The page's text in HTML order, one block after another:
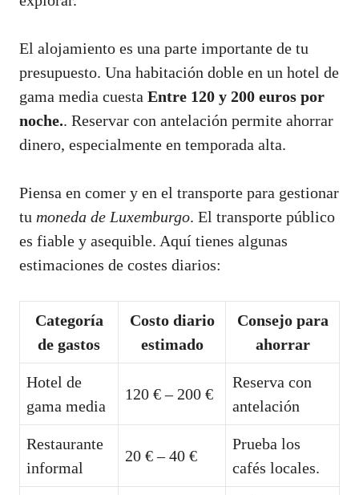
El alojamiento es una parte importante de tu
presupuesto. Una habitación doble en un hotel de
gama media cuesta Entre 120 y 200 euros por
noche.. Reservar con antelación permite ahorrar
dinero, especialmente en temporada alta.
Piensa en comer y en el transporte para gestionar
tu moneda de Luxemburgo. El transporte público
es fiable y asequible. Aquí tienes algunas
estimaciones de costes diarios:
Categoría
de gastos
Costo diario
estimado
Consejo para
ahorrar
Hotel de
gama media
120 € – 200 €
Reserva con
antelación
Restaurante
informal
20 € – 40 €
Prueba los
cafés locales.